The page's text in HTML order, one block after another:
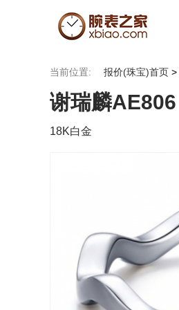
当前位置: 报价(珠宝)首页 >
谢瑞麟AE806
18K白金